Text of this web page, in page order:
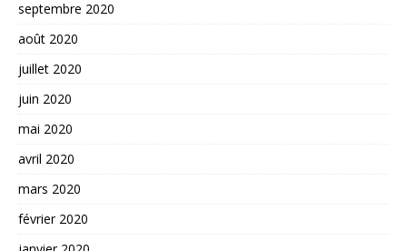
septembre 2020
août 2020
juillet 2020
juin 2020
mai 2020
avril 2020
mars 2020
février 2020